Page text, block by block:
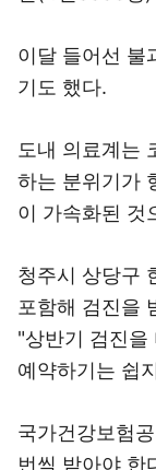
이달 들어선 불
기도 했다.
도내 의료계는
하는 분위기가
이 가속화된 것
청주시 상당구
포함해 검진을
"상반기 검진을
예약하기는 쉽
국가건강보험
번씩 받아야 한